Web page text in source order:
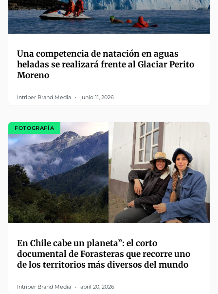
Una competencia de natación en aguas
heladas se realizará frente al Glaciar Perito
Moreno
Intriper Brand Media junio 11, 2026
FOTOGRAFÍA
En Chile cabe un planeta”: el corto
documental de Forasteras que recorre uno
de los territorios más diversos del mundo
Intriper Brand Media abril 20, 2026